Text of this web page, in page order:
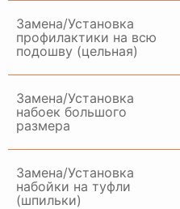
Замена/Установка
профилактики на всю
подошву (цельная)
Замена/Установка
набоек большого
размера
Замена/Установка
набойки на туфли
(шпильки)